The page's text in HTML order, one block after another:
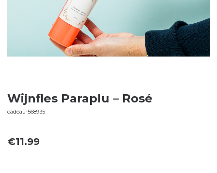
Wijnfles Paraplu – Rosé
cadeau-568935
€11.99